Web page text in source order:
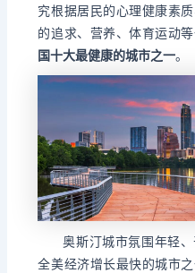
究根据居民的心理健康素
的追求、营养、体育运动
国十大最健康的城市之一。
奥斯汀城市氛围年轻
全美经济增长最快的城市